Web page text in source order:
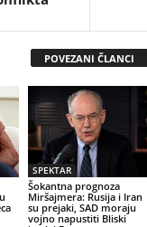
POVEZANI ČLANCI
SPEKTAR
Šokantna prognoza
Miršajmera: Rusija i Iran
su prejaki, SAD moraju
vojno napustiti Bliski